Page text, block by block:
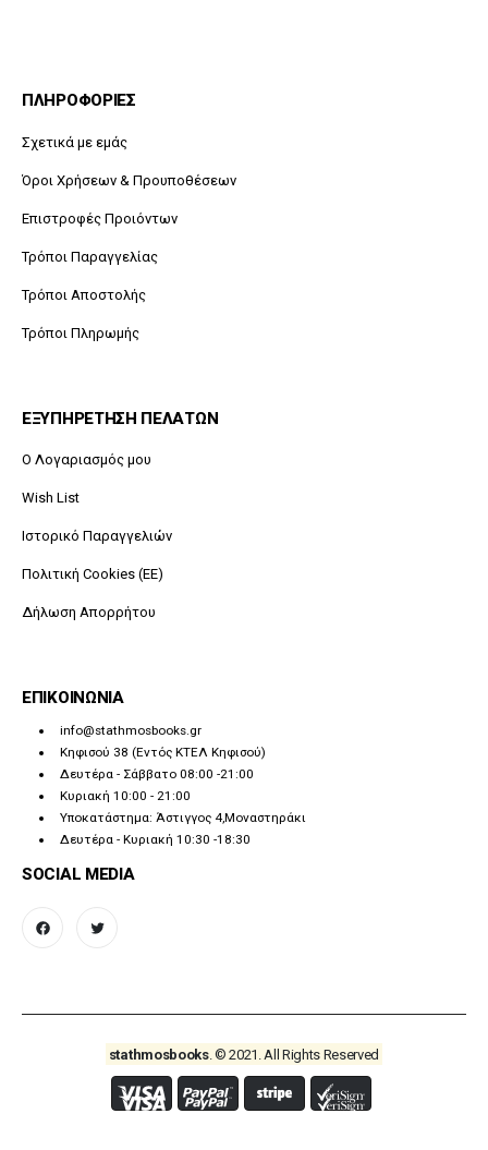
ΠΛΗΡΟΦΟΡΙΕΣ
Σχετικά με εμάς
Όροι Χρήσεων & Προυποθέσεων
Επιστροφές Προιόντων
Τρόποι Παραγγελίας
Τρόποι Αποστολής
Τρόποι Πληρωμής
ΕΞΥΠΗΡΕΤΗΣΗ ΠΕΛΑΤΩΝ
O Λογαριασμός μου
Wish List
Ιστορικό Παραγγελιών
Πολιτική Cookies (ΕΕ)
Δήλωση Απορρήτου
ΕΠΙΚΟΙΝΩΝΙΑ
info@stathmosbooks.gr
Κηφισού 38 (Εντός ΚΤΕΛ Κηφισού)
Δευτέρα - Σάββατο 08:00 -21:00
Κυριακή 10:00 - 21:00
Υποκατάστημα: Άστιγγος 4,Μοναστηράκι
Δευτέρα - Κυριακή 10:30 -18:30
SOCIAL MEDIA
facebook twitter
stathmosbooks. © 2021. All Rights Reserved